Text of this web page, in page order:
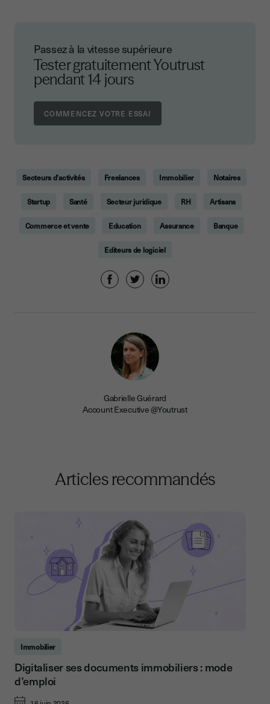
Passez à la vitesse supérieure
Tester gratuitement Youtrust
pendant 14 jours
Secteurs d'activités Freelances Immobilier Notaires
Startup Santé Secteur juridique RH Artisans
Commerce et vente Education Assurance Banque
Editeurs de logiciel
Gabrielle Guérard
Account Executive @Youtrust
Articles recommandés
Immobilier
Digitaliser ses documents immobiliers : mode
d’emploi